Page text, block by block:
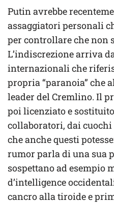
Putin avrebbe
assaggiatori personali
per controllare che non
L’indiscrezione arriva
internazionali che
propria “paranoia” che
leader del Cremlino. Il
poi licenziato e
collaboratori, dai
che anche questi
rumor parla di una sua
sospettano ad esempio
d’intelligence
cancro alla tiroide e